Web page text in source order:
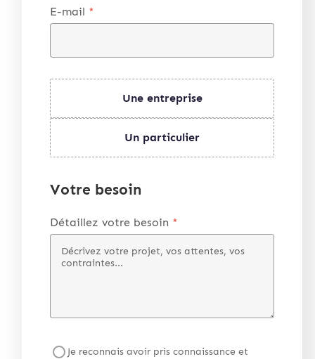
E-mail *
Une entreprise
Un particulier
Votre besoin
Détaillez votre besoin *
Je reconnais avoir pris connaissance et